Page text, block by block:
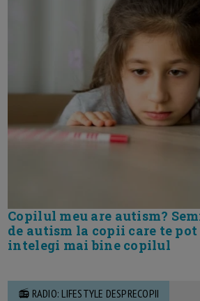
Copilul meu are autism?
de autism la copii care te
intelegi mai bine copilul
📻 RADIO: LIFESTYLE DESPRECOPII